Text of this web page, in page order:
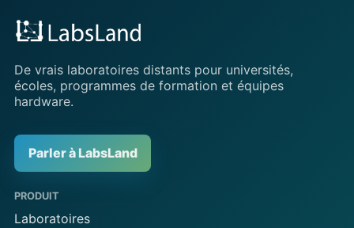
De vrais laboratoires distants pour universités,
écoles, programmes de formation et équipes
hardware.
Parler à LabsLand
PRODUIT
Laboratoires